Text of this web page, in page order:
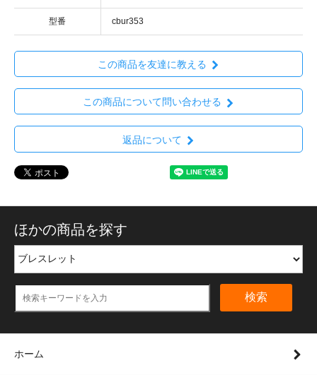
型番 cbur353
この商品を友達に教える
この商品について問い合わせる
返品について
ほかの商品を探す
検索
ホーム